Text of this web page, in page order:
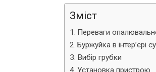
Зміст
Переваги
Буржуйка в інтер’єрі
Вибір грубки
Установка пристрою